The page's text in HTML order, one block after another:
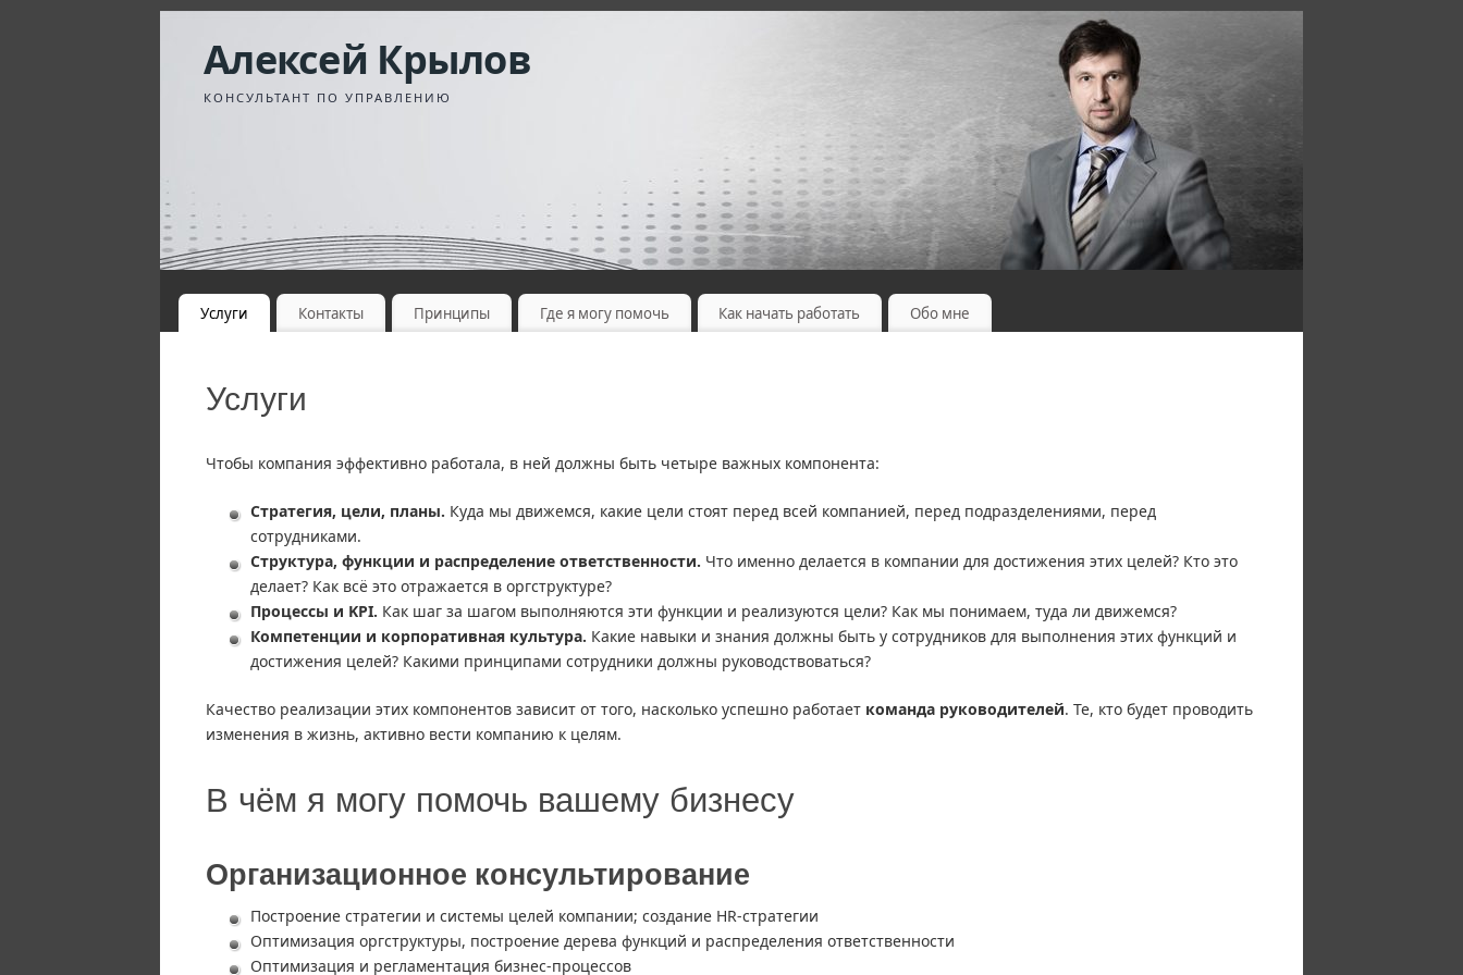
Алексей Крылов
КОНСУЛЬТАНТ ПО УПРАВЛЕНИЮ
Услуги Контакты Принципы Где я могу помочь Как начать работать Обо мне
Услуги
Чтобы компания эффективно работала, в ней должны быть четыре важных компонента:
Стратегия, цели, планы. Куда мы движемся, какие цели стоят перед всей компанией, перед подразделениями, перед
сотрудниками.
Структура, функции и распределение ответственности. Что именно делается в компании для достижения этих целей? Кто это
делает? Как всё это отражается в оргструктуре?
Процессы и KPI. Как шаг за шагом выполняются эти функции и реализуются цели? Как мы понимаем, туда ли движемся?
Компетенции и корпоративная культура. Какие навыки и знания должны быть у сотрудников для выполнения этих функций и
достижения целей? Какими принципами сотрудники должны руководствоваться?
Качество реализации этих компонентов зависит от того, насколько успешно работает команда руководителей. Те, кто будет проводить
изменения в жизнь, активно вести компанию к целям.
В чём я могу помочь вашему бизнесу
Организационное консультирование
Построение стратегии и системы целей компании; создание HR-стратегии
Оптимизация оргструктуры, построение дерева функций и распределения ответственности
Оптимизация и регламентация бизнес-процессов